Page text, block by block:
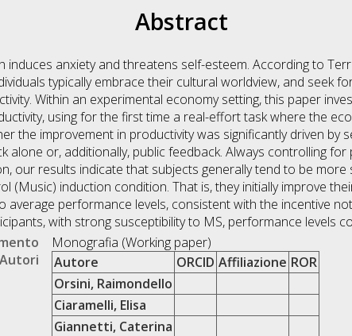
Abstract
induces anxiety and threatens self-esteem. According to
typically embrace their cultural worldview, and seek
Within an experimental economy setting, this paper
using for the first time a real-effort task where the
the improvement in productivity was significantly driven by
alone or, additionally, public feedback. Always controlling for
our results indicate that subjects generally tend to be
(Music) induction condition. That is, they initially improve
average performance levels, consistent with the incentive
with strong susceptibility to MS, performance levels
Monografia (Working paper)
Autori
Autore ORCID Affiliazione ROR
Orsini, Raimondello
Ciaramelli, Elisa
Giannetti, Caterina